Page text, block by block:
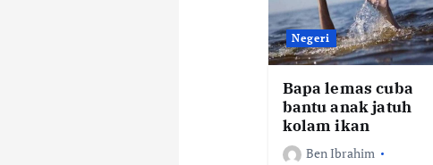
Negeri
Bapa lemas cuba
bantu anak jatuh
kolam ikan
Ben Ibrahim